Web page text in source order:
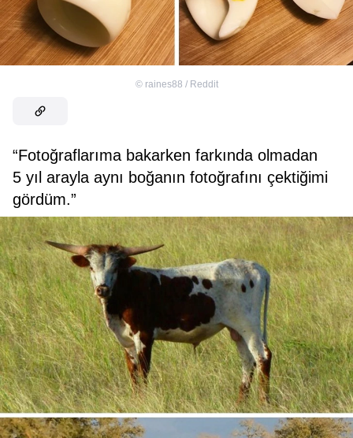
© raines88 / Reddit
“Fotoğraflarıma bakarken farkında olmadan
5 yıl arayla aynı boğanın fotoğrafını çektiğimi
gördüm.”